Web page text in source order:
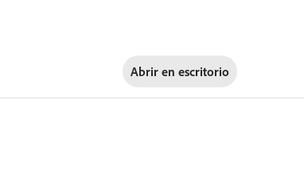
Abrir en escritorio